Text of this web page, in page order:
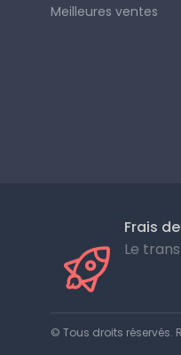
Meilleures ventes
Frais
Le
© Tous droits réservés.